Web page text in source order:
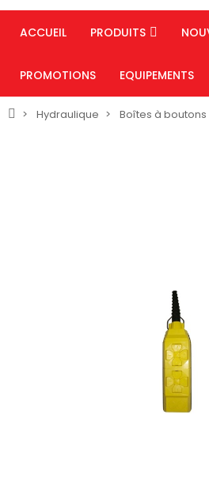
ACCUEIL PRODUITS
PROMOTIONS EQUIPEMENTS
Hydraulique Boîtes à boutons